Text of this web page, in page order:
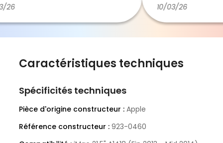
10/03/26
Caractéristiques techniques
Spécificités techniques
Pièce d'origine constructeur : Apple
Référence constructeur : 923-0460